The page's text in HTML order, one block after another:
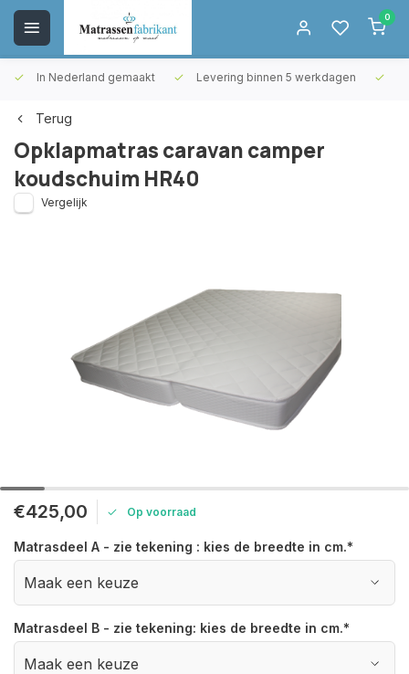
0
In Nederland gemaakt Levering binnen 5 werkdagen
Terug
Opklapmatras caravan camper
koudschuim HR40
Vergelijk
€425,00 Op voorraad
Matrasdeel A - zie tekening : kies de breedte in cm.*
Matrasdeel B - zie tekening: kies de breedte in cm.*